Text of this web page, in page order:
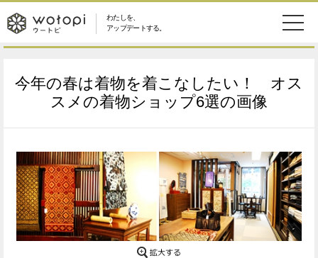
わたしを、
アップデートする。
wotopi
-
ウ
ー
ト
ピ
ニ
美容・コスメ 妊娠・出産
健康 ワークスタイル
ライフスタイル ファッション
ソーシャル SDGs
アイテム
今年の春は着物を着こなしたい！ オス
スメの着物ショップ6選の画像